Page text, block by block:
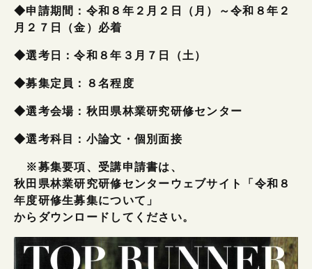
◆申請期間：令和８年２月２日（月）～令和８年２
月２７日（金）必着
◆選考日：令和８年３月７日（土）
◆募集定員：８名程度
◆選考会場：秋田県林業研究研修センター
◆選考科目：小論文・個別面接
※募集要項、受講申請書は、
秋田県林業研究研修センターウェブサイト「令和８
年度研修生募集について」
からダウンロードしてください。